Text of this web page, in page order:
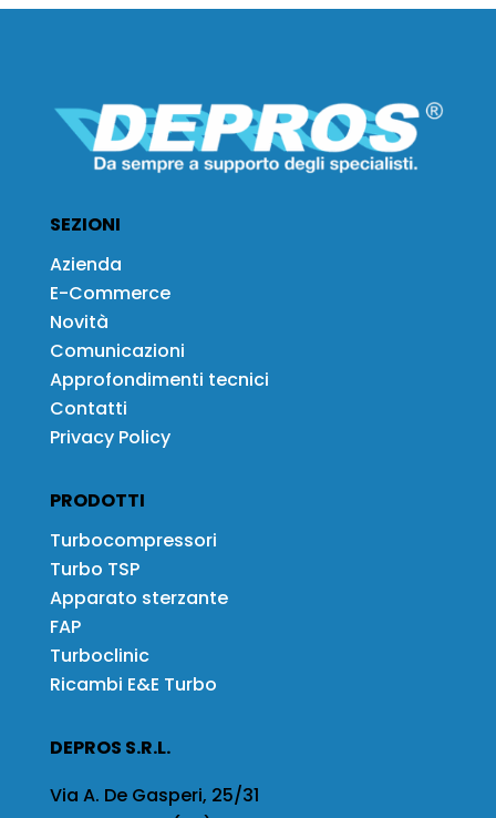
SEZIONI
Azienda
E-Commerce
Novità
Comunicazioni
Approfondimenti tecnici
Contatti
Privacy Policy
PRODOTTI
Turbocompressori
Turbo TSP
Apparato sterzante
FAP
Turboclinic
Ricambi E&E Turbo
DEPROS S.R.L.
Via A. De Gasperi, 25/31